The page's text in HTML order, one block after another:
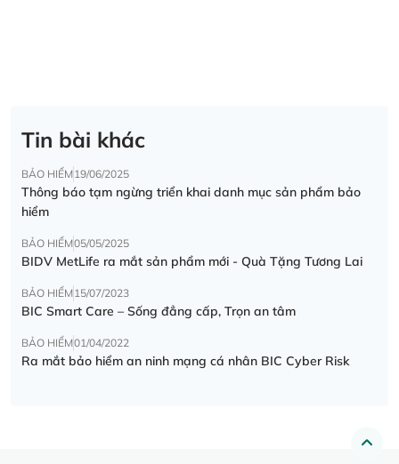
Tin bài khác
BẢO HIỂM19/06/2025
Thông báo tạm ngừng triển khai danh mục sản phẩm bảo
hiểm
BẢO HIỂM05/05/2025
BIDV MetLife ra mắt sản phẩm mới - Quà Tặng Tương Lai
BẢO HIỂM15/07/2023
BIC Smart Care – Sống đẳng cấp, Trọn an tâm
BẢO HIỂM01/04/2022
Ra mắt bảo hiểm an ninh mạng cá nhân BIC Cyber Risk